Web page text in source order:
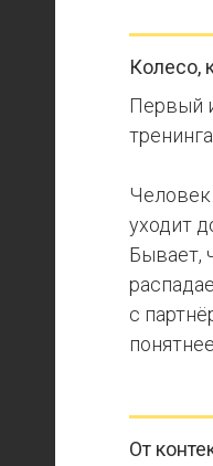
Колесо,
Первый
Человек
уходит
Бывает,
с
От